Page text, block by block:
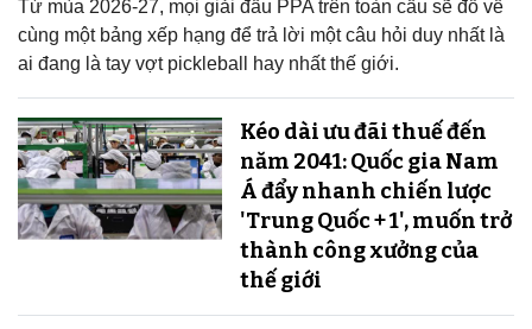
Từ mùa 2026-27, mọi giải đấu PPA trên toàn cầu sẽ đổ về
cùng một bảng xếp hạng để trả lời một câu hỏi duy nhất là
ai đang là tay vợt pickleball hay nhất thế giới.
Kéo dài ưu đãi thuế đến
năm 2041: Quốc gia Nam
Á đẩy nhanh chiến lược
'Trung Quốc + 1', muốn trở
thành công xưởng của
thế giới